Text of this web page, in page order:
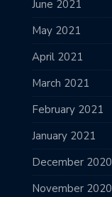
June 2021
May 2021
April 2021
March 2021
February 2021
January 2021
December 2020
November 2020